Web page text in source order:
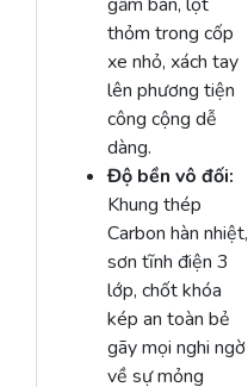
thỏm trong cốp
xe nhỏ, xách tay
lên phương tiện
công cộng dễ
dàng.
Độ bền vô đối:
Khung thép
Carbon hàn nhiệt,
sơn tĩnh điện 3
lớp, chốt khóa
kép an toàn bẻ
gãy mọi nghi ngờ
về sự mỏng